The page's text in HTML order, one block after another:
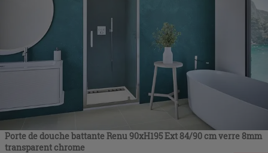
Porte de douche battante Renu 90xH195 Ext 84/90 cm verre 8mm
transparent chrome